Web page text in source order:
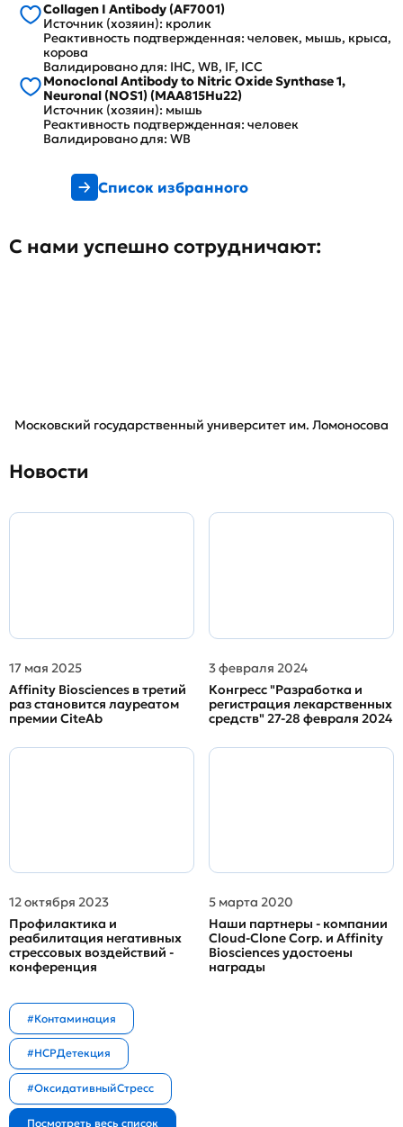
Collagen I Antibody (AF7001)
Источник (хозяин): кролик
Реактивность подтвержденная: человек, мышь, крыса,
корова
Валидировано для: IHC, WB, IF, ICC
Monoclonal Antibody to Nitric Oxide Synthase 1,
Neuronal (NOS1) (MAA815Hu22)
Источник (хозяин): мышь
Реактивность подтвержденная: человек
Валидировано для: WB
Список избранного
С нами успешно сотрудничают:
Московский государственный университет им. Ломоносова
Новости
17 мая 2025
Affinity Biosciences в третий
раз становится лауреатом
премии CiteAb
3 февраля 2024
Конгресс "Разработка и
регистрация лекарственных
средств" 27-28 февраля 2024
12 октября 2023
Профилактика и
реабилитация негативных
стрессовых воздействий -
конференция
5 марта 2020
Наши партнеры - компании
Cloud-Clone Corp. и Affinity
Biosciences удостоены
награды
#Контаминация
#HCPДетекция
#ОксидативныйСтресс